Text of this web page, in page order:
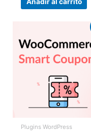
Plugins WordPress
original
era:
$ 23,00.
actual
es:
$ 0,00.